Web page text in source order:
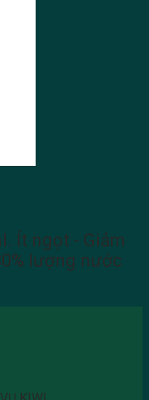
Ít ngọt - Giảm
lượng nước